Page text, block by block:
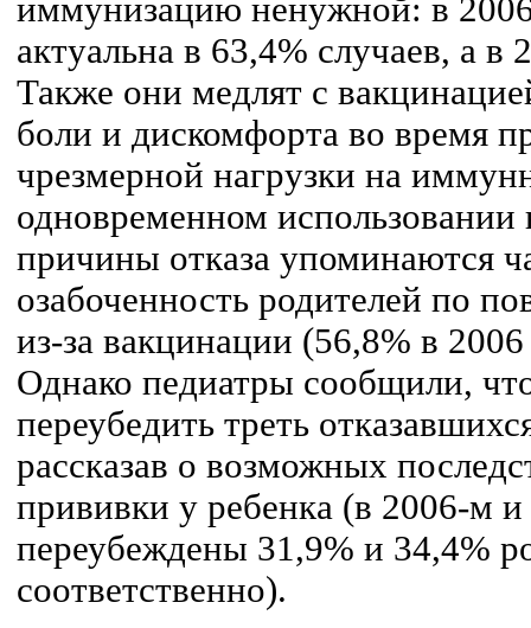
иммунизацию ненужной: в
актуальна в 63,4% случаев, а в
Также они медлят с
боли и дискомфорта во время
чрезмерной нагрузки на
одновременном использовании
причины отказа упоминаются
озабоченность родителей по
из-за вакцинации (56,8% в
Однако педиатры сообщили,
переубедить треть
рассказав о возможных
прививки у ребенка (в 2006-м
переубеждены 31,9% и 34,4%
соответственно).